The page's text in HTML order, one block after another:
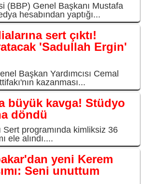
(BBP) Genel Başkanı Mustafa
hesabından yaptığı...
sert çıktı!
'Sadullah Ergin'
Başkan Yardımcısı Cemal
kazanması...
büyük kavga! Stüdyo
döndü
Sert programında kimliksiz 36
ele alındı....
yeni Kerem
Seni unuttum